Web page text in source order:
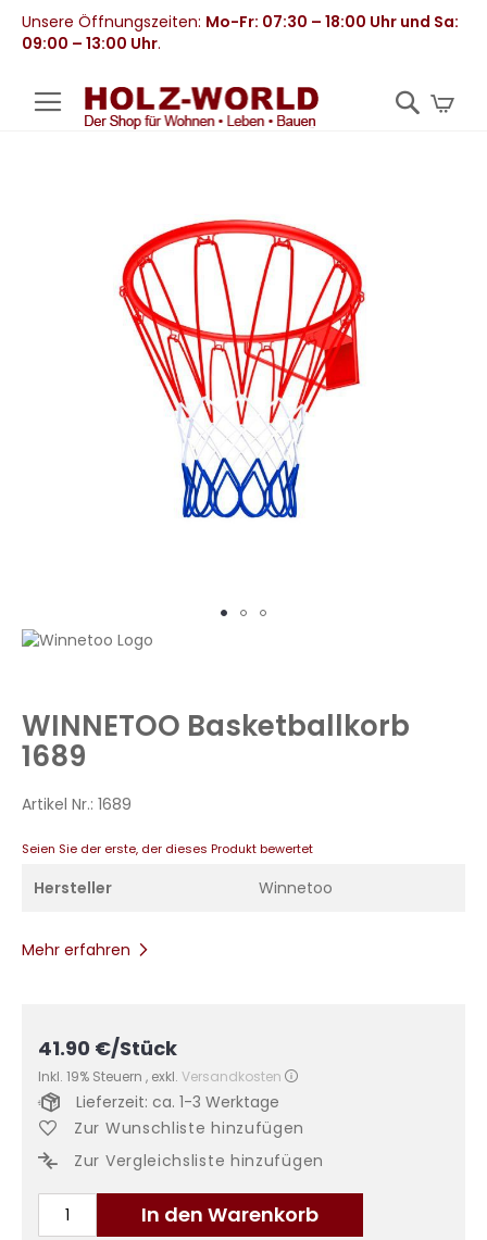
Unsere Öffnungszeiten: Mo-Fr: 07:30 – 18:00 Uhr und Sa:
09:00 – 13:00 Uhr.
Zum
springen
WINNETOO Basketballkorb
1689
Artikel Nr.: 1689
Seien Sie der erste, der dieses Produkt bewertet
Hersteller Winnetoo
Mehr erfahren
41.90 €/Stück
Inkl. 19% Steuern , exkl. Versandkosten
In den Warenkorb
Lieferzeit: ca. 1-3 Werktage
Zur Wunschliste hinzufügen
Zur Vergleichsliste hinzufügen